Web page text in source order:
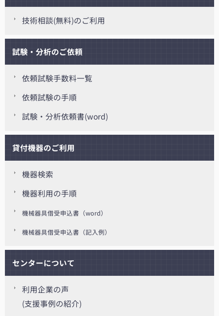
技術相談(無料)のご利用
試験・分析のご依頼
依頼試験手数料一覧
依頼試験の手順
試験・分析依頼書(word)
貸付機器のご利用
機器検索
機器利用の手順
機械器具借受申込書（word）
機械器具借受申込書（記入例）
センターについて
利用企業の声
(支援事例の紹介)